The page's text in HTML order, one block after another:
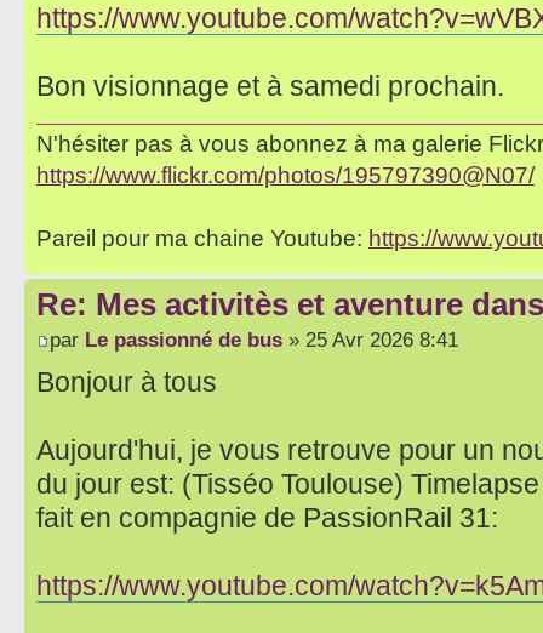
https://www.youtube.com/
Bon visionnage et à samedi prochain.
N'hésiter pas à vous abonnez à ma galerie
https://www.flickr.com/photos/195797390@N07/
Pareil pour ma chaine Youtube: https://
Re: Mes activitès et aventure
par Le passionné de bus » 25 Avr 2026 8:41
Bonjour à tous
Aujourd'hui, je vous retrouve pour un
du jour est: (Tisséo Toulouse)
fait en compagnie de PassionRail 31:
https://www.youtube.com/